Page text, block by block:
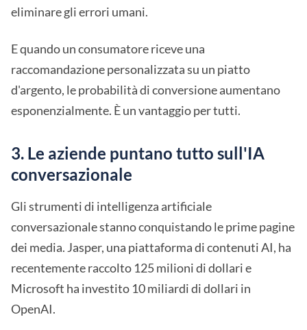
eliminare gli errori umani.
E quando un consumatore riceve una
raccomandazione personalizzata su un piatto
d'argento, le probabilità di conversione aumentano
esponenzialmente. È un vantaggio per tutti.
3. Le aziende puntano tutto sull'IA
conversazionale
Gli strumenti di intelligenza artificiale
conversazionale stanno conquistando le prime pagine
dei media. Jasper, una piattaforma di contenuti AI, ha
recentemente raccolto 125 milioni di dollari e
Microsoft ha investito 10 miliardi di dollari in
OpenAI.